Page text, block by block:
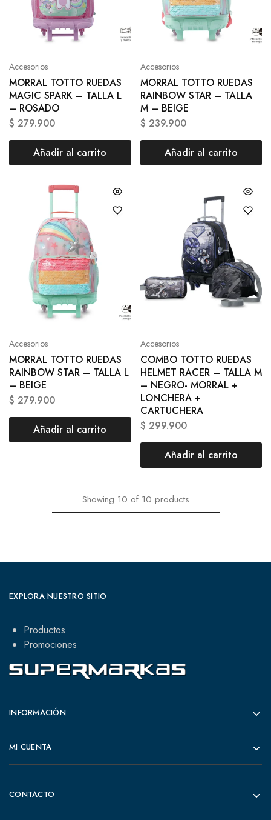
Accesorios
MORRAL TOTTO RUEDAS
MAGIC SPARK – TALLA L
– ROSADO
$ 279.900
Añadir al carrito
Accesorios
MORRAL TOTTO RUEDAS
RAINBOW STAR – TALLA
M – BEIGE
$ 239.900
Añadir al carrito
Accesorios
MORRAL TOTTO RUEDAS
RAINBOW STAR – TALLA L
– BEIGE
$ 279.900
Añadir al carrito
Accesorios
COMBO TOTTO RUEDAS
HELMET RACER – TALLA M
– NEGRO- MORRAL +
LONCHERA +
CARTUCHERA
$ 299.900
Añadir al carrito
Showing 10 of 10 products
EXPLORA NUESTRO SITIO
Productos
Promociones
INFORMACIÓN
MI CUENTA
CONTACTO